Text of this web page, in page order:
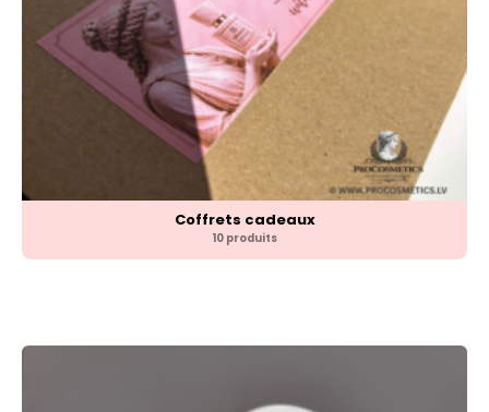
Coffrets cadeaux
10 produits